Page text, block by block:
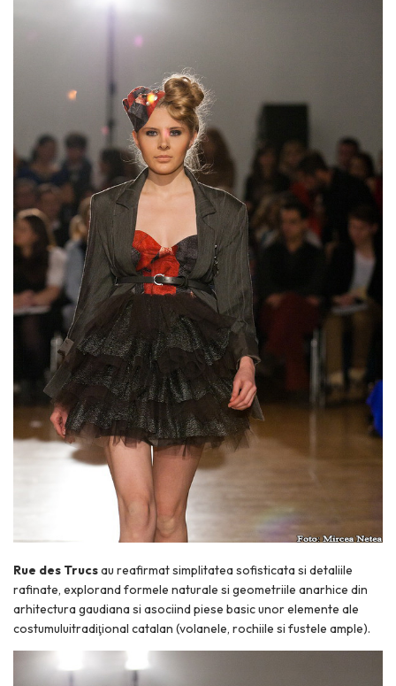
Rue des Trucsau reafirmat simplitatea sofisticata si detaliile
rafinate, explorand formele naturale si geometriile anarhice din
arhitectura gaudiana si asociind piese basic unor elemente ale
costumuluitradiţional catalan (volanele, rochiile si fustele ample).